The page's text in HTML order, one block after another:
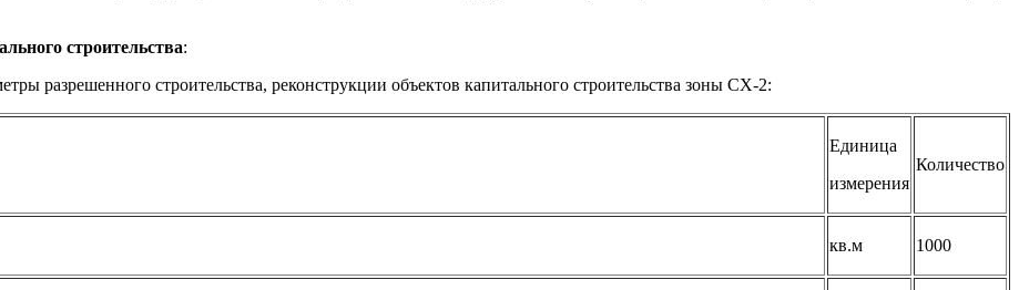
строительства:
разрешенного строительства, реконструкции объектов капитального строительства зоны СХ-2:
Единица
измерения
Количество
кв.м 1000